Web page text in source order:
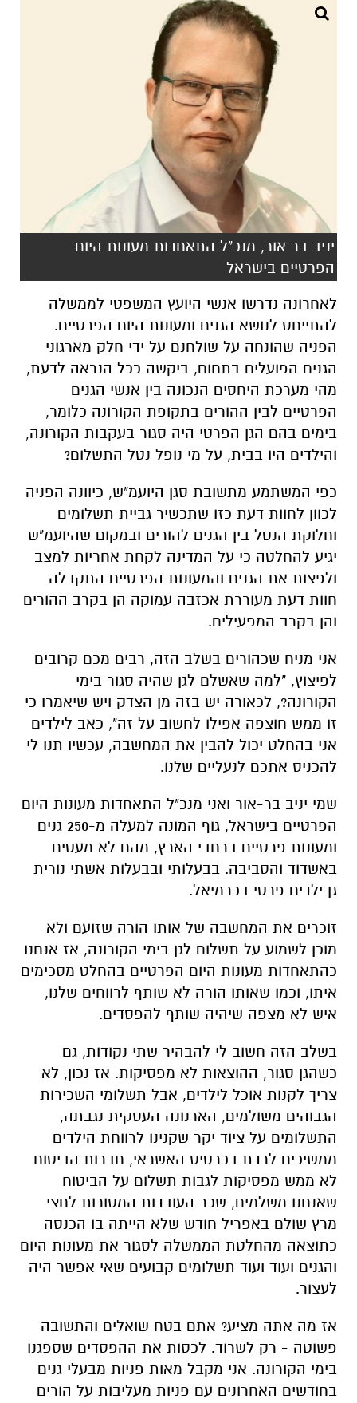
יניב בר אור, מנכ"ל התאחדות מעונות היום
הפרטיים בישראל
לאחרונה נדרשו אנשי היועץ המשפטי לממשלה
להתייחס לנושא הגנים ומעונות היום הפרטיים.
הפניה שהונחה על שולחנם על ידי חלק מארגוני
הגנים הפועלים בתחום, ביקשה ככל הנראה לדעת,
מהי מערכת היחסים הנכונה בין אנשי הגנים
הפרטיים לבין ההורים בתקופת הקורונה כלומר,
בימים בהם הגן הפרטי היה סגור בעקבות הקורונה,
והילדים היו בבית, על מי נופל נטל התשלום?
כפי המשתמע מתשובת סגן היועמ"ש, כיוונה הפניה
לכוון לחוות דעת כזו שתכשיר גביית תשלומים
וחלוקת הנטל בין הגנים להורים ובמקום שהיועמ"ש
יגיע להחלטה כי על המדינה לקחת אחריות למצב
ולפצות את הגנים והמעונות הפרטיים התקבלה
חוות דעת מעוררת אכזבה עמוקה הן בקרב ההורים
והן בקרב המפעילים.
אני מניח שכהורים בשלב הזה, רבים מכם קרובים
לפיצוץ, "למה שאשלם לגן שהיה סגור בימי
הקורונה?, לכאורה יש בזה מן הצדק ויש שיאמרו כי
זו ממש חוצפה אפילו לחשוב על זה", כאב לילדים
אני בהחלט יכול להבין את המחשבה, עכשיו תנו לי
להכניס אתכם לנעליים שלנו.
שמי יניב בר-אור ואני מנכ"ל התאחדות מעונות היום
הפרטיים בישראל, גוף המונה למעלה מ-250 גנים
ומעונות פרטיים ברחבי הארץ, מהם לא מעטים
באשדוד והסביבה. בבעלותי ובבעלות אשתי נורית
גן ילדים פרטי בכרמיאל.
זוכרים את המחשבה של אותו הורה שזועם ולא
מוכן לשמוע על תשלום לגן בימי הקורונה, אז אנחנו
כהתאחדות מעונות היום הפרטיים בהחלט מסכימים
איתו, וכמו שאותו הורה לא שותף לרווחים שלנו,
איש לא מצפה שיהיה שותף להפסדים.
בשלב הזה חשוב לי להבהיר שתי נקודות, גם
כשהגן סגור, ההוצאות לא מפסיקות. אז נכון, לא
צריך לקנות אוכל לילדים, אבל תשלומי השכירות
הגבוהים משולמים, הארנונה העסקית נגבתה,
התשלומים על ציוד יקר שקנינו לרווחת הילדים
ממשיכים לרדת בכרטיס האשראי, חברות הביטוח
לא ממש מפסיקות לגבות תשלום על הביטוח
שאנחנו משלמים, שכר העובדות המסורות לחצי
מרץ שולם באפריל חודש שלא הייתה בו הכנסה
כתוצאה מהחלטת הממשלה לסגור את מעונות היום
והגנים ועוד ועוד תשלומים קבועים שאי אפשר היה
לעצור.
אז מה אתה מציע? אתם בטח שואלים והתשובה
פשוטה - רק לשרוד. לכסות את ההפסדים שספגנו
בימי הקורונה. אני מקבל מאות פניות מבעלי גנים
בחודשים האחרונים עם פניות מעליבות על הורים